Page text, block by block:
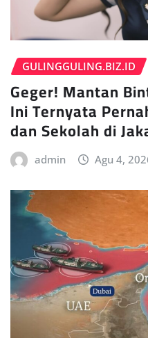
GULINGGULING.BIZ.ID
Geger! Mantan
Ini Ternyata
dan Sekolah di
admin Agu 4,